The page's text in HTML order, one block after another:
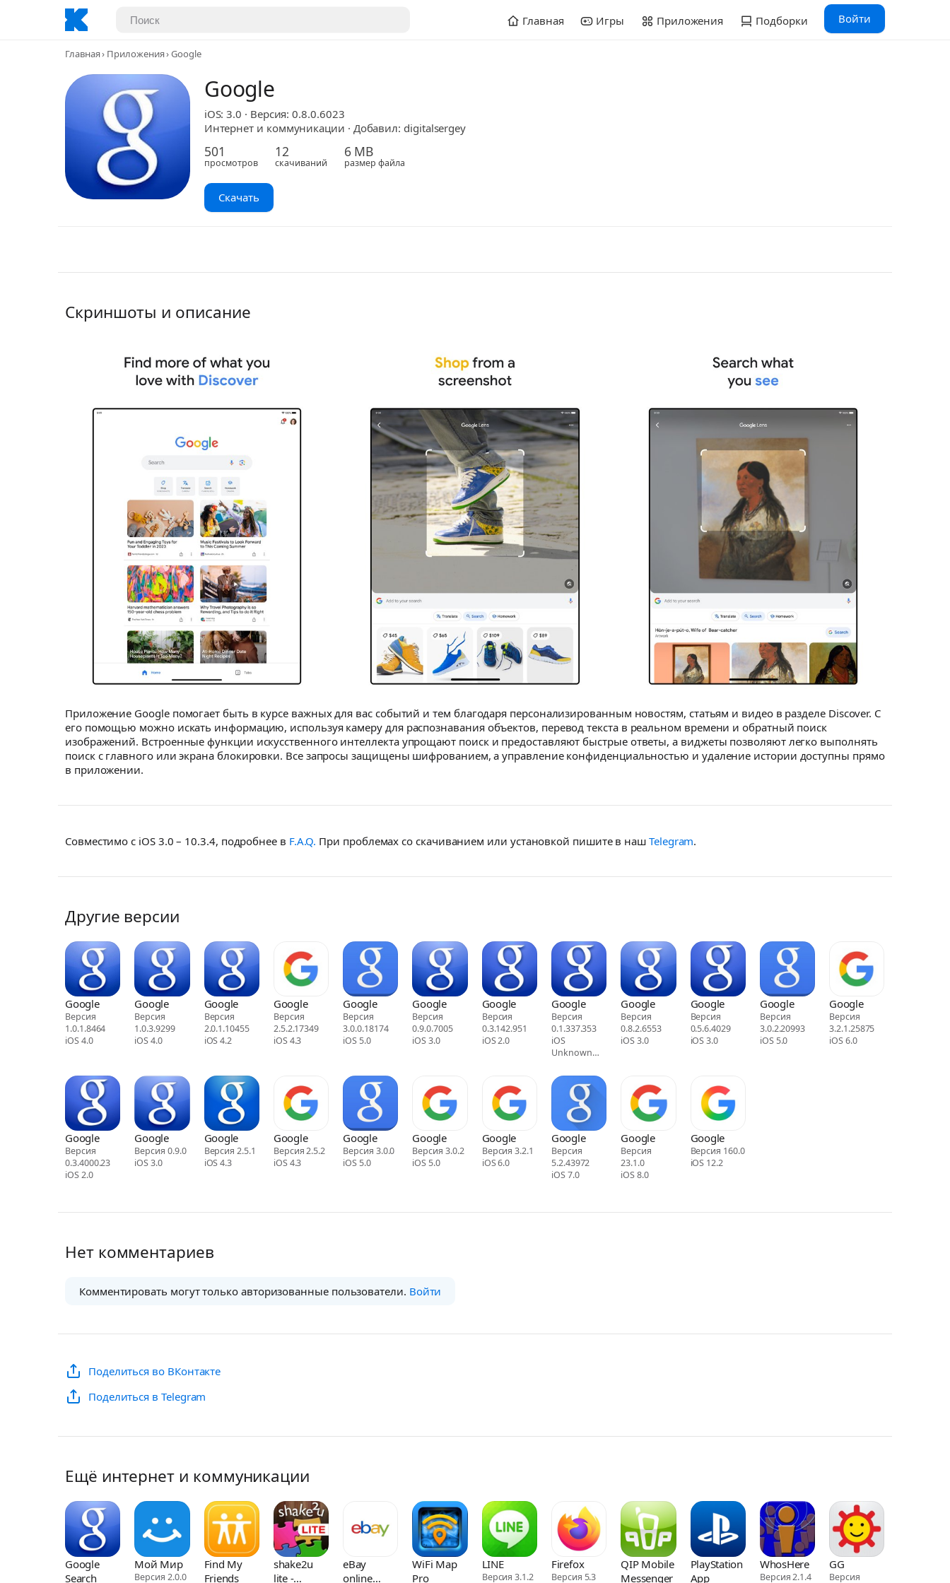
Главная Игры Приложения Подборки Войти
Главная Приложения Google
Google
iOS: 3.0 · Версия: 0.8.0.6023
Интернет и коммуникации · Добавил: digitalsergey
501
просмотров
12
скачиваний
6 MB
размер файла
Скачать
Скриншоты и описание
Приложение Google помогает быть в курсе важных для вас событий и тем благодаря персонализированным новостям, статьям и видео в разделе Discover. С
его помощью можно искать информацию, используя камеру для распознавания объектов, перевод текста в реальном времени и обратный поиск
изображений. Встроенные функции искусственного интеллекта упрощают поиск и предоставляют быстрые ответы, а виджеты позволяют легко выполнять
поиск с главного или экрана блокировки. Все запросы защищены шифрованием, а управление конфиденциальностью и удаление истории доступны прямо
в приложении.
Совместимо с iOS 3.0 – 10.3.4, подробнее в F.A.Q. При проблемах со скачиванием или установкой пишите в нашTelegram.
Другие версии
Google
Версия
1.0.1.8464
iOS 4.0
Google
Версия
1.0.3.9299
iOS 4.0
Google
Версия
2.0.1.10455
iOS 4.2
Google
Версия
2.5.2.17349
iOS 4.3
Google
Версия
3.0.0.18174
iOS 5.0
Google
Версия
0.9.0.7005
iOS 3.0
Google
Версия
0.3.142.951
iOS 2.0
Google
Версия
0.1.337.353
iOS
Unknown
Google
Версия
0.8.2.6553
iOS 3.0
Google
Версия
0.5.6.4029
iOS 3.0
Google
Версия
3.0.2.20993
iOS 5.0
Google
Версия
3.2.1.25875
iOS 6.0
Google
Версия
0.3.4000.23
iOS 2.0
Google
Версия 0.9.0
iOS 3.0
Google
Версия 2.5.1
iOS 4.3
Google
Версия 2.5.2
iOS 4.3
Google
Версия 3.0.0
iOS 5.0
Google
Версия 3.0.2
iOS 5.0
Google
Версия 3.2.1
iOS 6.0
Google
Версия
5.2.43972
iOS 7.0
Google
Версия
23.1.0
iOS 8.0
Google
Версия 160.0
iOS 12.2
Нет комментариев
Комментировать могут только авторизованные пользователи. Войти
Поделиться во ВКонтакте
Поделиться в Telegram
Ещё интернет и коммуникации
Google
Search
Мой Мир
Версия 2.0.0
Find My
Friends
shake2u
lite -
eBay
online
WiFi Map
Pro
LINE
Версия 3.1.2
Firefox
Версия 5.3
QIP Mobile
Messenger
PlayStation
App
WhosHere
Версия 2.1.4
GG
Версия